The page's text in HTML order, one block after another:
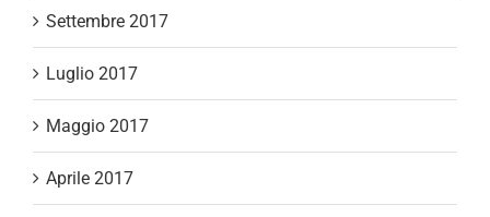
Settembre 2017
Luglio 2017
Maggio 2017
Aprile 2017